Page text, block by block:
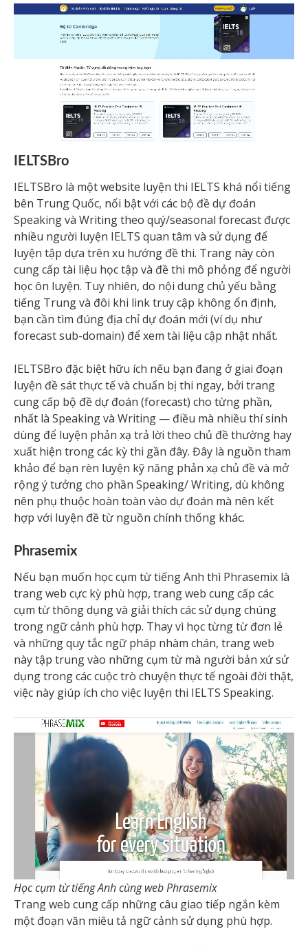
IELTSBro
IELTSBro là một website luyện thi IELTS khá nổi tiếng
bên Trung Quốc, nổi bật với các bộ đề dự đoán
Speaking và Writing theo quý/seasonal forecast được
nhiều người luyện IELTS quan tâm và sử dụng để
luyện tập dựa trên xu hướng đề thi. Trang này còn
cung cấp tài liệu học tập và đề thi mô phỏng để người
học ôn luyện. Tuy nhiên, do nội dung chủ yếu bằng
tiếng Trung và đôi khi link truy cập không ổn định,
bạn cần tìm đúng địa chỉ dự đoán mới (ví dụ như
forecast sub-domain) để xem tài liệu cập nhật nhất.
IELTSBro đặc biệt hữu ích nếu bạn đang ở giai đoạn
luyện đề sát thực tế và chuẩn bị thi ngay, bởi trang
cung cấp bộ đề dự đoán (forecast) cho từng phần,
nhất là Speaking và Writing — điều mà nhiều thí sinh
dùng để luyện phản xạ trả lời theo chủ đề thường hay
xuất hiện trong các kỳ thi gần đây. Đây là nguồn tham
khảo để bạn rèn luyện kỹ năng phản xạ chủ đề và mở
rộng ý tưởng cho phần Speaking/ Writing, dù không
nên phụ thuộc hoàn toàn vào dự đoán mà nên kết
hợp với luyện đề từ nguồn chính thống khác.
Phrasemix
Nếu bạn muốn học cụm từ tiếng Anh thì Phrasemix là
trang web cực kỳ phù hợp, trang web cung cấp các
cụm từ thông dụng và giải thích các sử dụng chúng
trong ngữ cảnh phù hợp. Thay vì học từng từ đơn lẻ
và những quy tắc ngữ pháp nhàm chán, trang web
này tập trung vào những cụm từ mà người bản xứ sử
dụng trong các cuộc trò chuyện thực tế ngoài đời thật,
việc này giúp ích cho việc luyện thi IELTS Speaking.
Học cụm từ tiếng Anh cùng web Phrasemix
Trang web cung cấp những câu giao tiếp ngắn kèm
một đoạn văn miêu tả ngữ cảnh sử dụng phù hợp.